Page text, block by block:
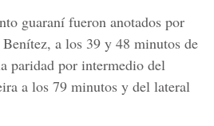
guaraní fueron anotados por
a los 39 y 48 minutos de
paridad por intermedio del
a los 79 minutos y del lateral